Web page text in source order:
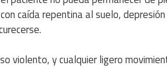
caída repentina al suelo,
violento, y cualquier ligero